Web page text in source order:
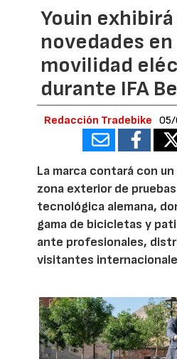
Youin exhibirá
novedades en
movilidad
durante IFA
Redacción Tradebike
La marca contará con
zona exterior de
tecnológica alemana,
gama de bicicletas y
ante profesionales,
visitantes